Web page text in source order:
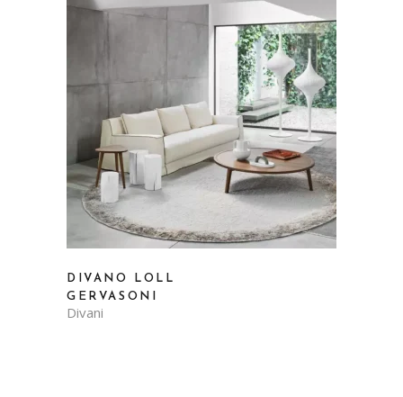
DIVANO LOLL
GERVASONI
Divani